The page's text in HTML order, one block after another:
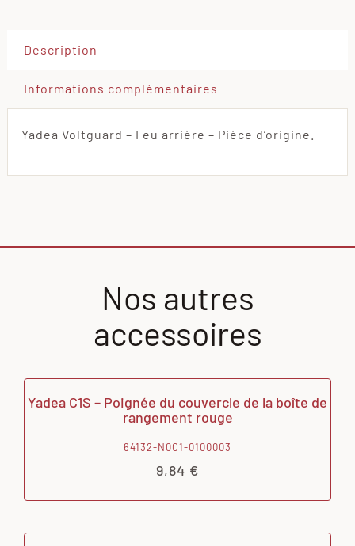
Description
Informations complémentaires
Yadea Voltguard – Feu arrière – Pièce d’origine.
Nos autres
accessoires
Yadea C1S – Poignée du couvercle de la boîte de
rangement rouge
64132-N0C1-0100003
9,84 €